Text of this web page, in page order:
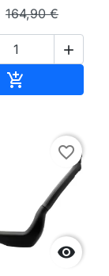
164,90 €



favorite_border